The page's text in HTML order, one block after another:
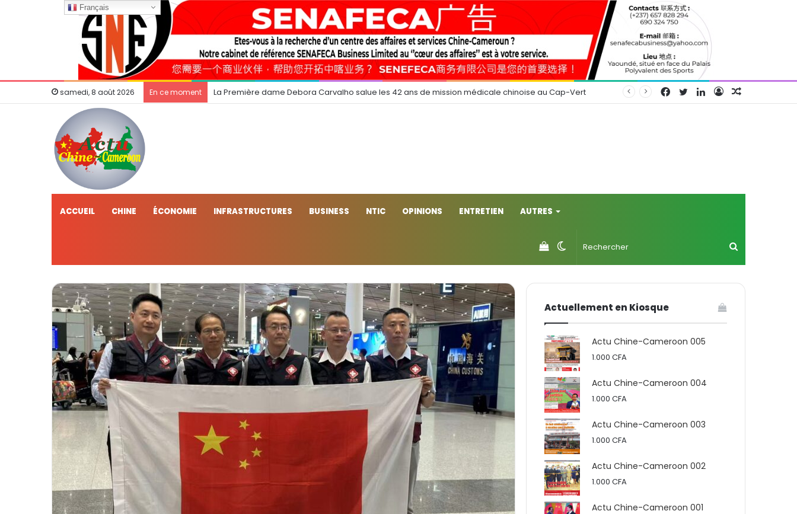
samedi, 8 août 2026 En ce moment La Première dame Debora Carvalho salue les 42 ans de mission médicale chinoise au Cap-Vert Connexion
Linkedin
Twitter
Facebook
ACCUEIL CHINE ÉCONOMIE INFRASTRUCTURES BUSINESS NTIC OPINIONS ENTRETIEN AUTRES
Switch
skin
Voir
votre
Actuellement en Kiosque
Actu Chine-Cameroon 005
1.000CFA
Actu Chine-Cameroon 004
1.000CFA
Actu Chine-Cameroon 003
1.000CFA
Actu Chine-Cameroon 002
1.000CFA
Actu Chine-Cameroon 001
Français